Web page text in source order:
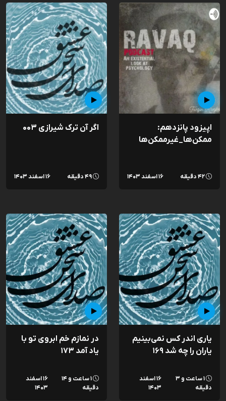
اپیزود پانزدهم:
ممکن‌ها_غیرممکن‌ها
۱۶ اسفند ۱۴۰۳
اگر آن ترک شیرازی ۰۰۳
۱۶ اسفند ۱۴۰۳
یاری اندر کس نمی‌بینیم
یاران را چه شد ۱۶۹
۱ ساعت و ۳
دقیقه
۱۶ اسفند
۱۴۰۳
در نمازم خم ابروی تو با
یاد آمد ۱۷۳
۱ ساعت و ۱۴
دقیقه
۱۶ اسفند
۱۴۰۳